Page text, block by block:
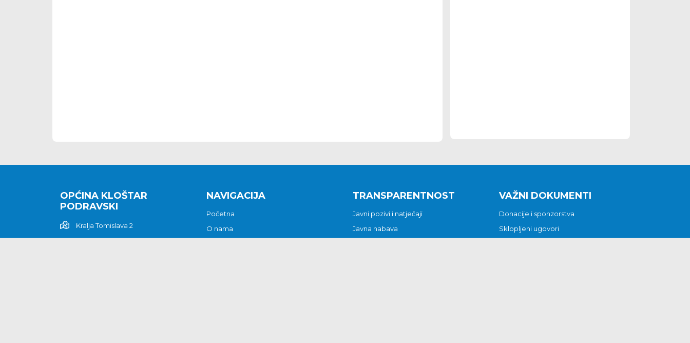
OPĆINA KLOŠTAR
PODRAVSKI
Kralja Tomislava 2
NAVIGACIJA
Početna
O nama
TRANSPARENTNOST
Javni pozivi i natječaji
Javna nabava
VAŽNI DOKUMENTI
Donacije i sponzorstva
Sklopljeni ugovori